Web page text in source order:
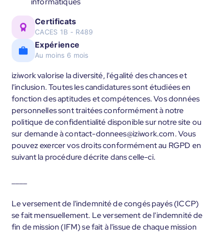
Certificats
CACES 1B - R489
Expérience
Au moins 6 mois
iziwork valorise la diversité, l'égalité des chances et
l'inclusion. Toutes les candidatures sont étudiées en
fonction des aptitudes et compétences. Vos données
personnelles sont traitées conformément à notre
politique de confidentialité disponible sur notre site ou
sur demande à contact-donnees@iziwork.com. Vous
pouvez exercer vos droits conformément au RGPD en
suivant la procédure décrite dans celle-ci.
Le versement de l'indemnité de congés payés (ICCP)
se fait mensuellement. Le versement de l'indemnité de
fin de mission (IFM) se fait à l'issue de chaque mission